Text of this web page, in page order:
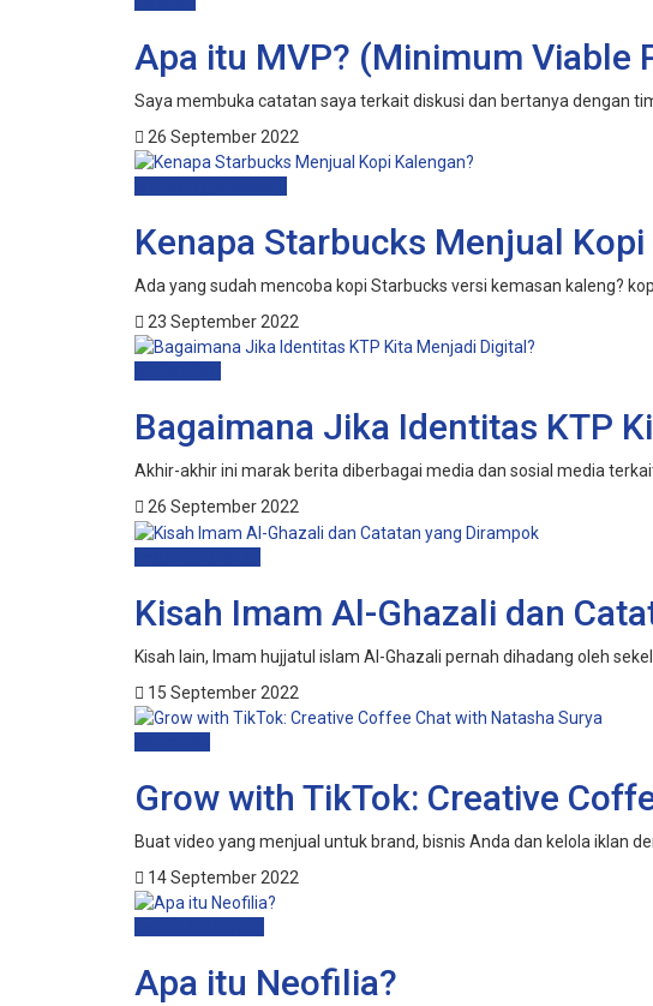
Apa itu MVP? (Minimum Viable
Saya membuka catatan saya terkait diskusi dan bertanya dengan
26 September 2022
Kenapa Starbucks Menjual
Ada yang sudah mencoba kopi Starbucks versi kemasan kaleng?
23 September 2022
Bagaimana Jika Identitas KTP
Akhir-akhir ini marak berita diberbagai media dan sosial media
26 September 2022
Kisah Imam Al-Ghazali dan
Kisah lain, Imam hujjatul islam Al-Ghazali pernah dihadang oleh
15 September 2022
Grow with TikTok: Creative
Buat video yang menjual untuk brand, bisnis Anda dan kelola iklan
14 September 2022
Apa itu Neofilia?